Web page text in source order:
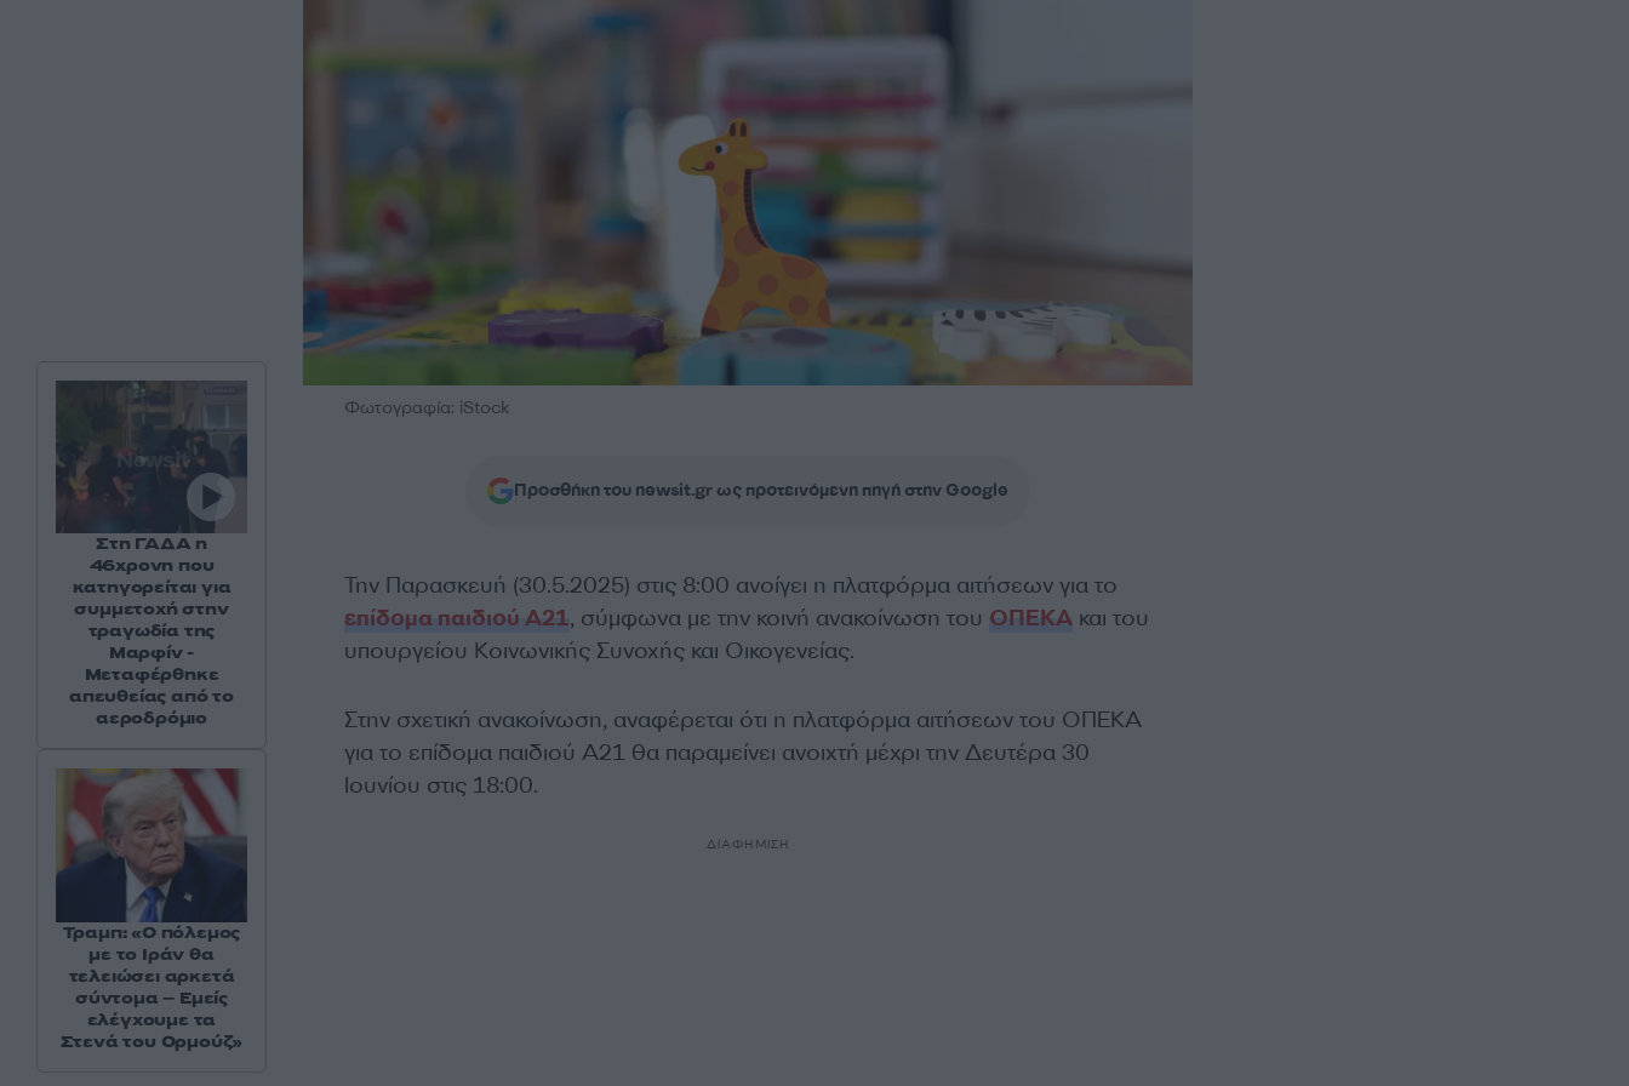
Φωτογραφία: iStock
Προσθήκη του newsit.gr ως προτεινόμενη πηγή στην Google
Την Παρασκευή (30.5.2025) στις 8:00 ανοίγει η πλατφόρμα αιτήσεων για το
επίδομα παιδιού Α21, σύμφωνα με την κοινή ανακοίνωση του ΟΠΕΚΑκαι του
υπουργείου Κοινωνικής Συνοχής και Οικογενείας.
Στην σχετική ανακοίνωση, αναφέρεται ότι η πλατφόρμα αιτήσεων του ΟΠΕΚΑ
για το επίδομα παιδιού Α21 θα παραμείνει ανοιχτή μέχρι την Δευτέρα 30
Ιουνίου στις 18:00.
ΔΙΑΦΗΜΙΣΗ
Στη ΓΑΔΑ η
46χρονη που
κατηγορείται για
συμμετοχή στην
τραγωδία της
Μαρφίν -
Μεταφέρθηκε
απευθείας από το
αεροδρόμιο
Τραμπ: «Ο πόλεμος
με το Ιράν θα
τελειώσει αρκετά
σύντομα – Εμείς
ελέγχουμε τα
Στενά του Ορμούζ»